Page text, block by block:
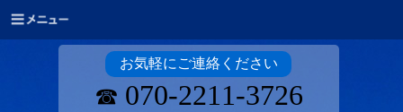
お気軽にご連絡ください
☎ 070-2211-3726